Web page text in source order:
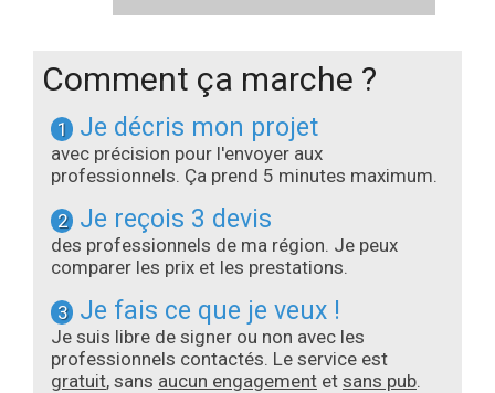
Comment ça marche ?
1 Je décris mon projet
avec précision pour l'envoyer aux
professionnels. Ça prend 5 minutes maximum.
2 Je reçois 3 devis
des professionnels de ma région. Je peux
comparer les prix et les prestations.
3 Je fais ce que je veux !
Je suis libre de signer ou non avec les
professionnels contactés. Le service est
gratuit, sans aucun engagement et sans pub.